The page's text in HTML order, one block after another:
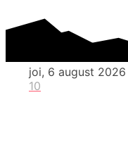
joi, 6 august 2026
10